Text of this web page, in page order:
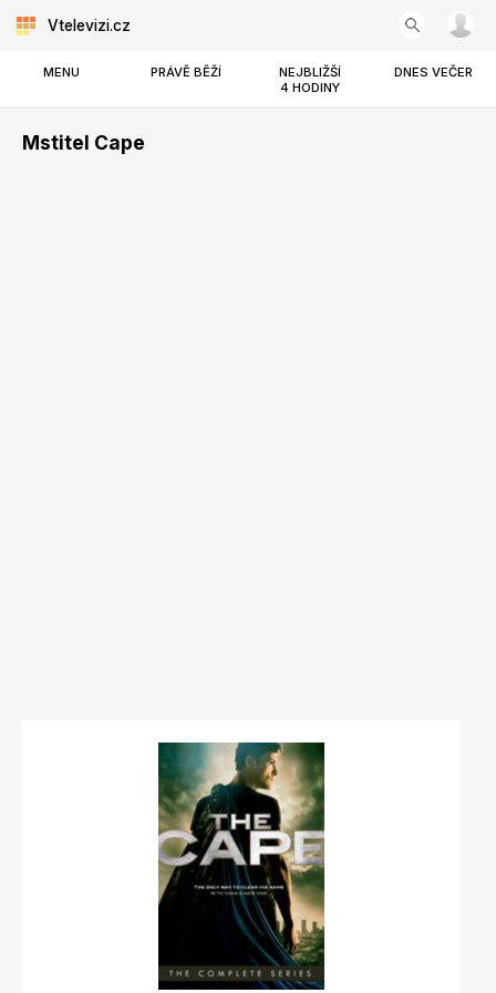
Vtelevizi.cz
MENU PRÁVĚ BĚŽÍ
NEJBLIŽŠÍ
4 HODINY
DNES VEČER
Mstitel Cape